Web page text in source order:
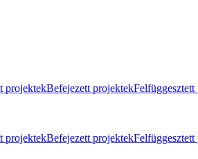
projektekBefejezett projektek
projektekBefejezett projektek